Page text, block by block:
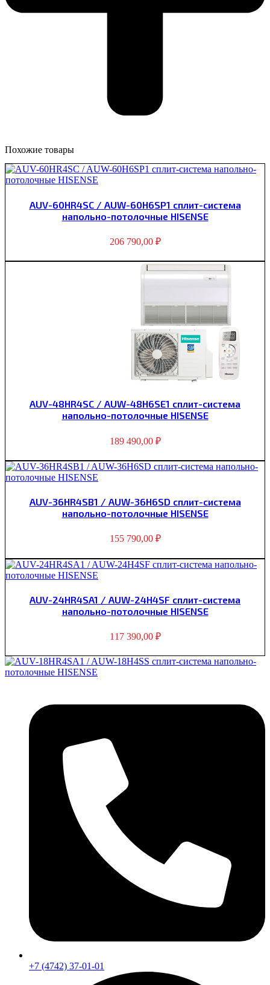
Похожие товары
AUV-60HR4SC / AUW-60H6SP1 сплит-система
напольно-потолочные HISENSE
206 790,00 ₽
AUV-48HR4SC / AUW-48H6SE1 сплит-система
напольно-потолочные HISENSE
189 490,00 ₽
AUV-36HR4SB1 / AUW-36H6SD сплит-система
напольно-потолочные HISENSE
155 790,00 ₽
AUV-24HR4SA1 / AUW-24H4SF сплит-система
напольно-потолочные HISENSE
117 390,00 ₽
+7 (4742) 37-01-01